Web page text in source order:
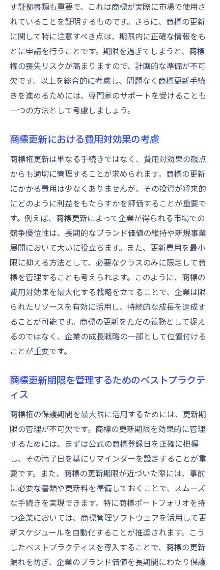
す証拠書類も重要で、これは商標が実際に市場で使用さ
れていることを証明するものです。さらに、商標の更新
に関して特に注意すべき点は、期限内に正確な情報をも
とに申請を行うことです。期限を過ぎてしまうと、商標
権の喪失リスクが高まりますので、計画的な準備が不可
欠です。以上を総合的に考慮し、問題なく商標更新手続
きを進めるためには、専門家のサポートを受けることも
一つの方法として考慮しましょう。
商標更新における費用対効果の考慮
商標権更新は単なる手続きではなく、費用対効果の観点
からも適切に管理することが求められます。商標の更新
にかかる費用は少なくありませんが、その投資が将来的
にどのように利益をもたらすかを評価することが重要で
す。例えば、商標更新によって企業が得られる市場での
競争優位性は、長期的なブランド価値の維持や新規事業
展開において大いに役立ちます。また、更新費用を最小
限に抑える方法として、必要なクラスのみに限定して商
標を管理することも考えられます。このように、商標の
費用対効果を最大化する戦略を立てることで、企業は限
られたリソースを有効に活用し、持続的な成長を達成す
ることが可能です。商標の更新をただの義務として捉え
るのではなく、企業の成長戦略の一部として位置付ける
ことが重要です。
商標更新期限を管理するためのベストプラクテ
ィス
商標権の保護期間を最大限に活用するためには、更新期
限の管理が不可欠です。商標の更新期限を効果的に管理
するためには、まずは公式の商標登録日を正確に把握
し、その満了日を基にリマインダーを設定することが重
要です。また、商標の更新期限が近づいた際には、事前
に必要な書類や更新料を準備しておくことで、スムーズ
な手続きを実現できます。特に商標ポートフォリオを持
つ企業においては、商標管理ソフトウェアを活用して更
新スケジュールを自動化することが推奨されます。こう
したベストプラクティスを導入することで、商標の更新
漏れを防ぎ、企業のブランド価値を長期間にわたり保護